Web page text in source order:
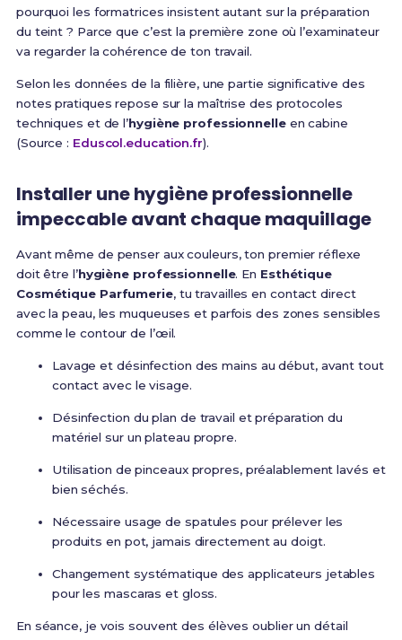
pourquoi les formatrices insistent autant sur la préparation
du teint ? Parce que c’est la première zone où l’examinateur
va regarder la cohérence de ton travail.
Selon les données de la filière, une partie significative des
notes pratiques repose sur la maîtrise des protocoles
techniques et de l’hygiène professionnelleen cabine
(Source : Eduscol.education.fr).
Installer une hygiène professionnelle
impeccable avant chaque maquillage
Avant même de penser aux couleurs, ton premier réflexe
doit être l’hygiène professionnelle. En Esthétique
Cosmétique Parfumerie, tu travailles en contact direct
avec la peau, les muqueuses et parfois des zones sensibles
comme le contour de l’œil.
Lavage et désinfection des mains au début, avant tout
contact avec le visage.
Désinfection du plan de travail et préparation du
matériel sur un plateau propre.
Utilisation de pinceaux propres, préalablement lavés et
bien séchés.
Nécessaire usage de spatules pour prélever les
produits en pot, jamais directement au doigt.
Changement systématique des applicateurs jetables
pour les mascaras et gloss.
En séance, je vois souvent des élèves oublier un détail